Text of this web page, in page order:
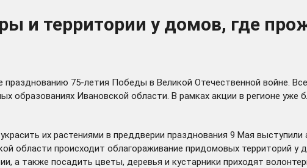
и территории у домов, где
75-летия Победы в Великой Отечественной войне.
образованиях Ивановской области. В рамках акции в регионе уже
их растениями в преддверии празднования 9 Мая
области происходит облагораживание придомовых территорий
а также посадить цветы, деревья и кустарники приходят